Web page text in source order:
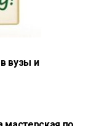
вузы и